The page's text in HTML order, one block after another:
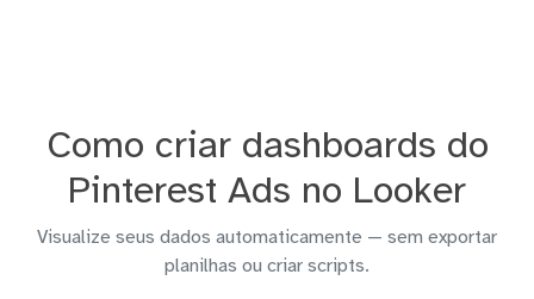
Como criar dashboards do
Pinterest Ads no Looker
Visualize seus dados automaticamente — sem exportar
planilhas ou criar scripts.